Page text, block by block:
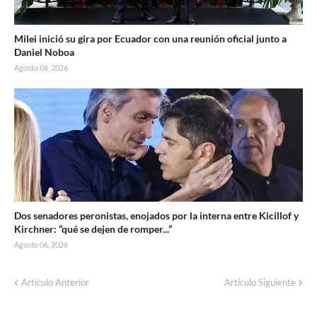
Milei inició su gira por Ecuador con una reunión oficial junto a
Daniel Noboa
Agosto 06, 2026
Dos senadores peronistas, enojados por la interna entre Kicillof y
Kirchner: “qué se dejen de romper...”
Agosto 06, 2026
Artículo Anterior Artículo Siguiente